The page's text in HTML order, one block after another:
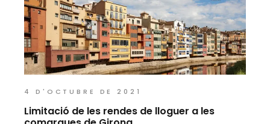
4 D'OCTUBRE DE 2021
Limitació de les rendes de lloguer a les